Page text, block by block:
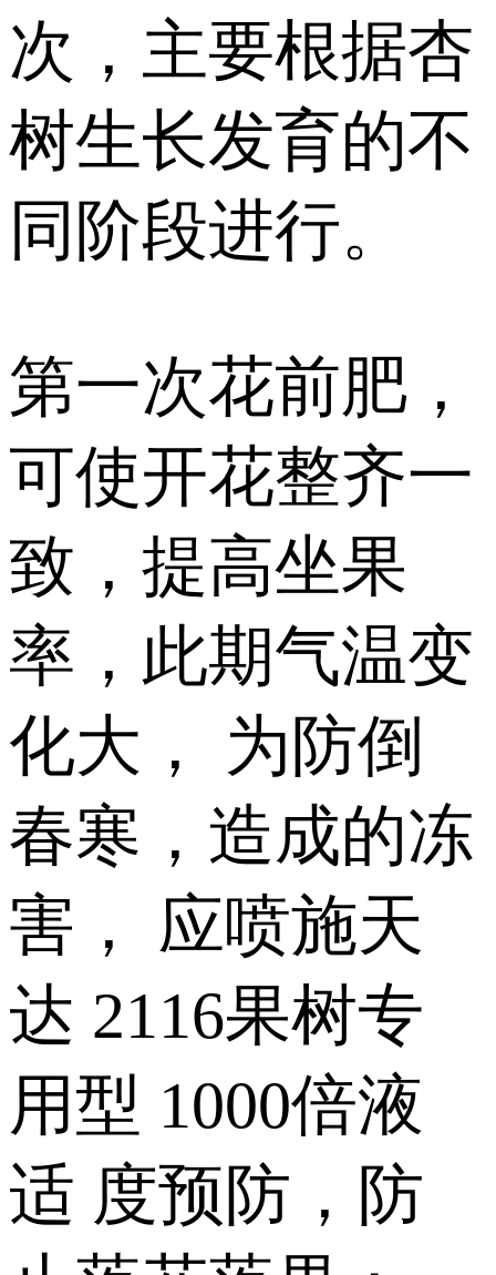
次，主要根据杏
树生长发育的不
同阶段进行。
第一次花前肥，
可使开花整齐一
致，提高坐果
率，此期气温变
化大， 为防倒
春寒，造成的冻
害， 应喷施天
达 2116果树专
用型 1000倍液
适 度预防，防